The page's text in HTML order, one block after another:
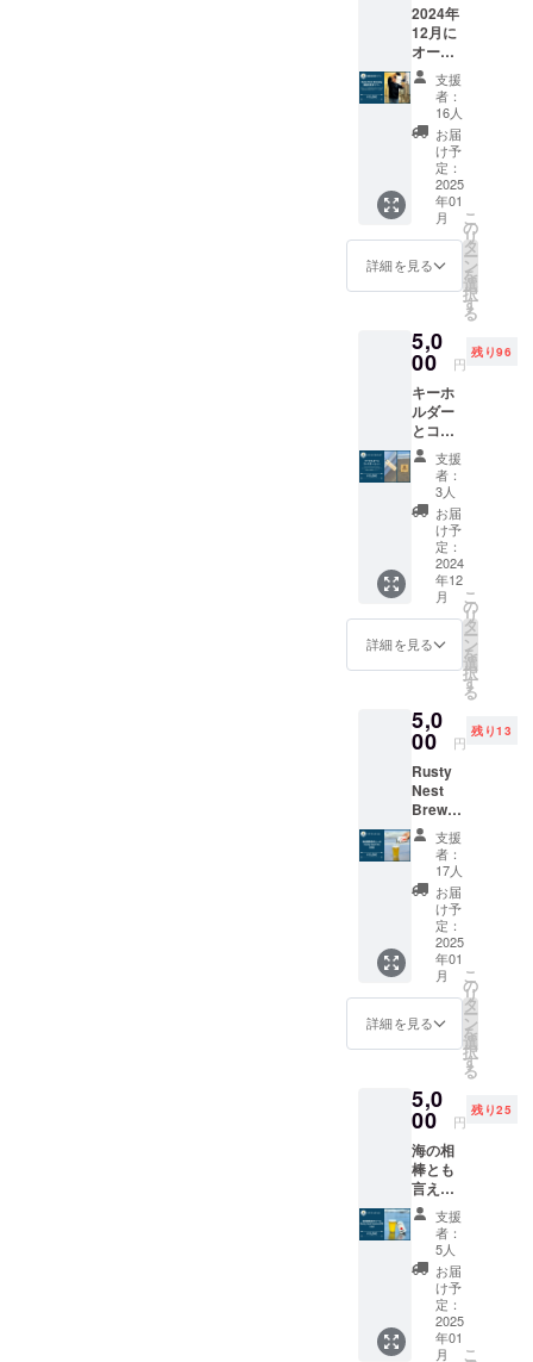
2024年
12月に
オープ
ン予定
の
Rusty
Nest
Brewer
y での
ビール
醸造所
見学ツ
アーで
す。 運
が良け
れば出
がった
ばかり
のクラ
フト
ビール
が飲め
るか
も？ ・
日時：
2025年
1月以降
（毎週
日曜日
限定、1
日3回、
各回4名
限定で
※詳細は
確定次
第ご連
絡にて
共有し
ます ・
場所：
Rusty
Nest
Brewer
y（Rus
ty Nest
Oamish
irasato
内、24
年内完
成予
※詳細の
後日ご
連絡に
します
・支援
者様の
交通費
や滞在
費：支
援者様
の交通
費や滞
在費は
各自で
支援
者：
16人
お届
け予
定：
2025
年01
月
詳細を見る
こ
の
リ
タ
ー
ン
を
選
択
す
る
5,0
00 円
残り96
キーホ
ルダー
とコー
スター
のセッ
トで
す。 ️★
オリジ
ナル
キーホ
ルダー
1個 ️★
オリジ
ナル
コース
ター 1
礼の
メッ
セージ
支援
者：
3人
お届
け予
定：
2024
年12
月
詳細を見る
こ
の
リ
タ
ー
ン
を
選
択
す
る
5,0
00 円
残り13
Rusty
Nest
Brewer
yの定番
クラフ
トビー
ル
「Rust
y Nest
IPA」！
現在は
OEMの
限定醸
造と
なって
います
2024年
12月の
自社醸
造所
（Rust
y Nest
Brewer
y）完成
後、自
社醸造
第一弾
となる
初出荷
支援
者：
17人
お届
け予
定：
2025
年01
月
詳細を見る
こ
の
リ
タ
ー
ン
を
選
択
す
る
5,0
00 円
残り25
海の相
棒とも
言える
「Rust
y Nest
Sessio
n
IPA」！
現在は
OEMの
限定醸
支援
者：
5人
お届
け予
定：
2025
年01
月
こ